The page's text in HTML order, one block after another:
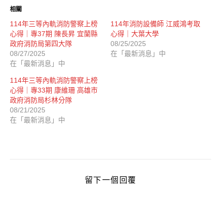
相關
114年三等內軌消防警察上榜
心得｜專37期 陳長昇 宜蘭縣
政府消防局第四大隊
08/27/2025
在「最新消息」中
114年消防設備師 江威鴻考取
心得｜大葉大學
08/25/2025
在「最新消息」中
114年三等內軌消防警察上榜
心得｜專33期 康維珊 高雄市
政府消防局杉林分隊
08/21/2025
在「最新消息」中
留下一個回覆